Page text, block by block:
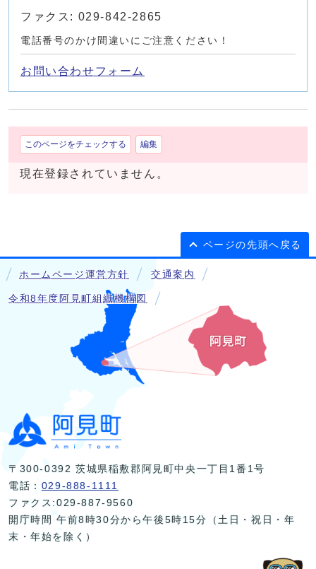
ファクス: 029-842-2865
電話番号のかけ間違いにご注意ください！
お問い合わせフォーム
このページをチェックする 編集
現在登録されていません。
ページの先頭へ戻る
ホームページ運営方針 交通案内
令和8年度阿見町組織機構図
〒300-0392 茨城県稲敷郡阿見町中央一丁目1番1号
電話： 029-888-1111
ファクス:029-887-9560
開庁時間 午前8時30分から午後5時15分（土日・祝日・年
末・年始を除く）